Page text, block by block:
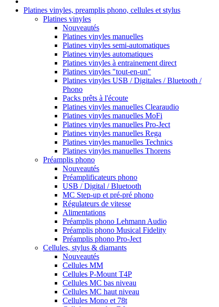
Platines vinyles, preamplis phono, cellules et stylus
Platines vinyles
Nouveautés
Platines vinyles manuelles
Platines vinyles semi-automatiques
Platines vinyles automatiques
Platines vinyles à entrainement direct
Platines vinyles "tout-en-un"
Platines vinyles USB / Digitales / Bluetooth /
Phono
Packs prêts à l'écoute
Platines vinyles manuelles Clearaudio
Platines vinyles manuelles MoFi
Platines vinyles manuelles Pro-Ject
Platines vinyles manuelles Rega
Platines vinyles manuelles Technics
Platines vinyles manuelles Thorens
Préamplis phono
Nouveautés
Préamplificateurs phono
USB / Digital / Bluetooth
MC Step-up et pré-pré phono
Régulateurs de vitesse
Alimentations
Préamplis phono Lehmann Audio
Préamplis phono Musical Fidelity
Préamplis phono Pro-Ject
Cellules, stylus & diamants
Nouveautés
Cellules MM
Cellules P-Mount T4P
Cellules MC bas niveau
Cellules MC haut niveau
Cellules Mono et 78t